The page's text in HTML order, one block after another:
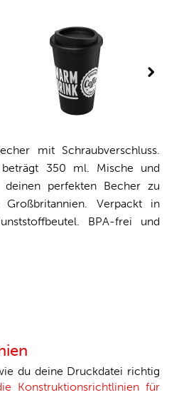
mit Schraubverschluss.
beträgt 350 ml. Mische und
perfekten Becher zu
Verpackt in
BPA-frei und
du deine Druckdatei richtig
Konstruktionsrichtlinien für